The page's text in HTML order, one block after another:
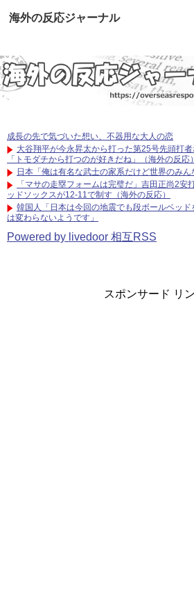
海外の反応ジャーナル
成長の先で気づいた想い、不器用な大人の恋
大谷翔平が今永昇太から打った第25号先頭打
「トモダチから打つのが好きだね」（海外の反応）
日本「俺は有名な武士の家系だけど世界のみん
「マサの走塁フォームは完璧だ」吉田正尚2安
ッドソックスが12-11で制す（海外の反応）
韓国人「日本は今回の地震でも段ボールベッ
は変わらないようです」
Powered by livedoor 相互RSS
スポンサード リ